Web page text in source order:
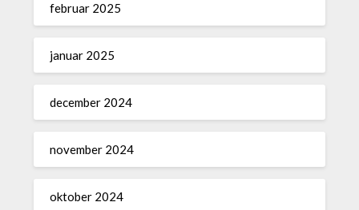
februar 2025
januar 2025
december 2024
november 2024
oktober 2024